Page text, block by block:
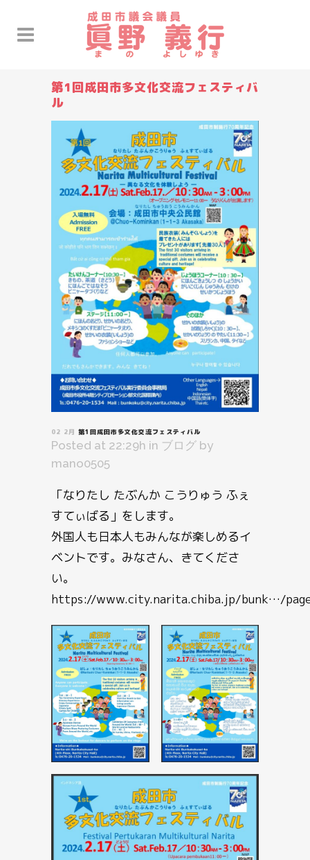
第1回成田市多文化交流フェスティバ
ル
02 2月 第1回成田市多文化交流フェスティバル
Posted at 22:29h in ブログ by
mano0505
「なりたし たぶんか こうりゅう ふぇ
すてぃばる」をします。
外国人も日本人もみんなが楽しめるイ
ベントです。みなさん、きてくださ
い。
https://www.city.narita.chiba.jp/bunk…/